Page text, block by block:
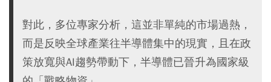
對此，多位專家分析，這並非單純的市場過熱，
而是反映全球產業往半導體集中的現實，且在政
策放寬與AI趨勢帶動下，半導體已晉升為國家級